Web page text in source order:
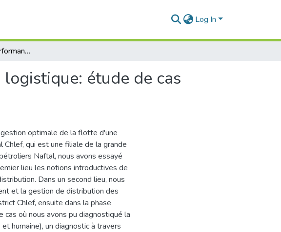
Log In
Contribution à la performance de la chaîne logistique: étude de cas Naftal district Chlef
étude de cas
optimale de la flotte d'une
qui est une filiale de la grande
Naftal, nous avons essayé
lieu les notions introductives de
Dans un second lieu, nous
et la gestion de distribution des
Chlef, ensuite dans la phase
cas où nous avons pu diagnostiqué la
humaine), un diagnostic à travers